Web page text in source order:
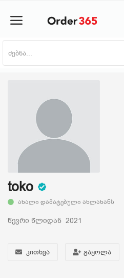
ნაძვის ხე
მობილურები
პლანშეტი
საზაფხულო პროდუქცია
toko
ახალი დამატებული ახლახანს
წევრი წლიდან 2021
კითხვა გაყოლა